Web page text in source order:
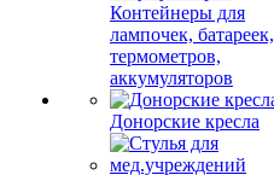
Контейнеры для
лампочек, батареек,
термометров,
аккумуляторов
Донорские кресла